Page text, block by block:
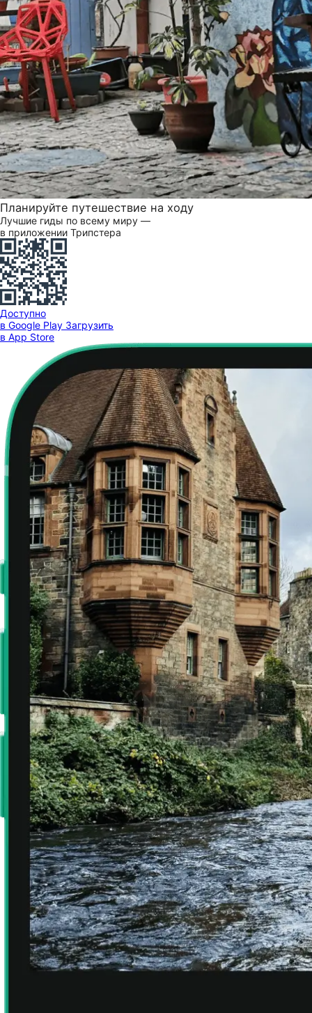
Планируйте путешествие на ходу
Лучшие гиды по всему миру —
в приложении Трипстера
Доступно
в Google Play Загрузить
в App Store